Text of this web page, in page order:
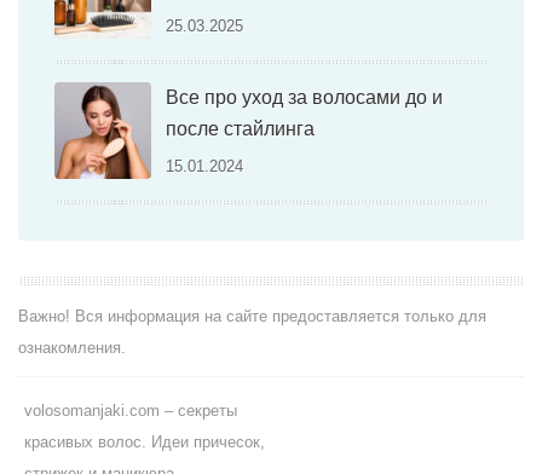
25.03.2025
Все про уход за волосами до и
после стайлинга
15.01.2024
Важно! Вся информация на сайте предоставляется только для
ознакомления.
volosomanjaki.com – секреты
красивых волос. Идеи причесок,